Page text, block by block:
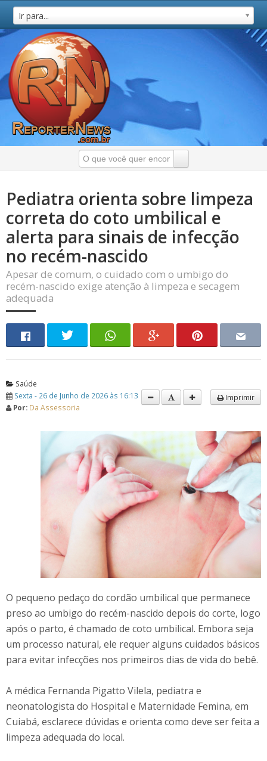
Ir para...
Pediatra orienta sobre limpeza
correta do coto umbilical e
alerta para sinais de infecção
no recém-nascido
Apesar de comum, o cuidado com o umbigo do
recém-nascido exige atenção à limpeza e secagem
adequada
Saúde
Sexta - 26 de Junho de 2026 às 16:13
Por: Da Assessoria
Imprimir
O pequeno pedaço do cordão umbilical que permanece
preso ao umbigo do recém-nascido depois do corte, logo
após o parto, é chamado de coto umbilical. Embora seja
um processo natural, ele requer alguns cuidados básicos
para evitar infecções nos primeiros dias de vida do bebê.
A médica Fernanda Pigatto Vilela, pediatra e
neonatologista do Hospital e Maternidade Femina, em
Cuiabá, esclarece dúvidas e orienta como deve ser feita a
limpeza adequada do local.